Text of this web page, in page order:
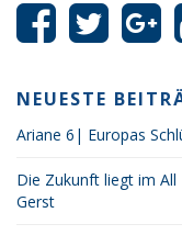
NEUESTE
Ariane 6| Europas
Die Zukunft liegt im
Gerst